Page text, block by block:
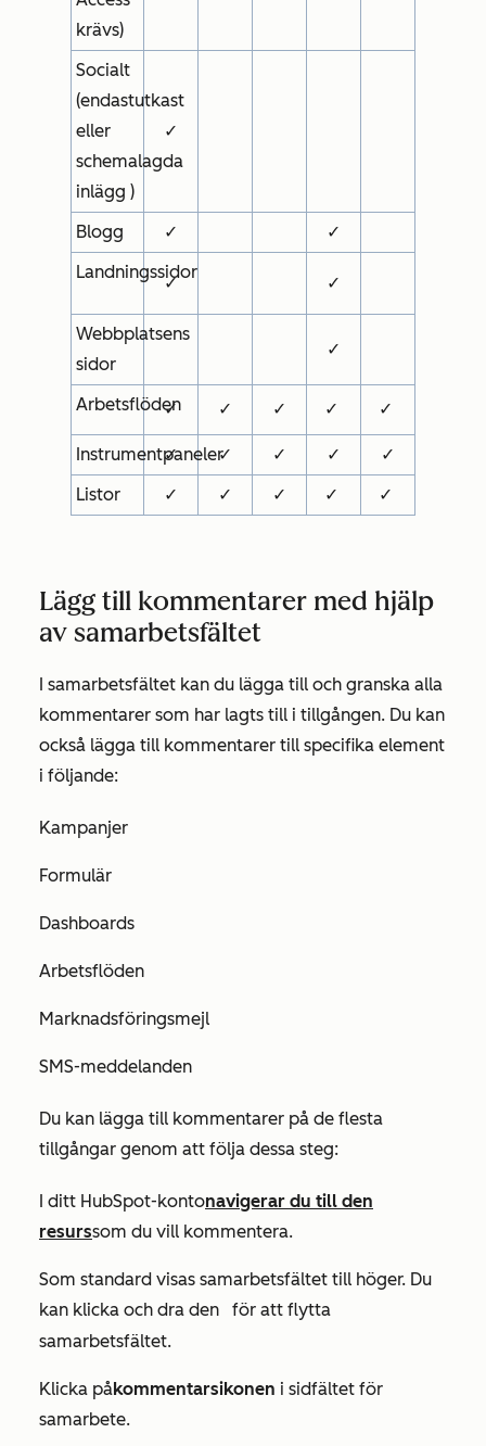
krävs)
Socialt
(endastutkast
eller
schemalagda
inlägg )
✓
Blogg ✓
✓
Landningssidor
✓ ✓
Webbplatsens
sidor
✓
Arbetsflöden
✓ ✓ ✓ ✓ ✓
Instrumentpaneler
✓ ✓ ✓ ✓
✓
Listor
✓ ✓ ✓ ✓ ✓
Lägg till kommentarer med hjälp
av samarbetsfältet
I samarbetsfältet kan du lägga till och granska alla
kommentarer som har lagts till i tillgången. Du kan
också lägga till kommentarer till specifika element
i följande:
Kampanjer
Formulär
Dashboards
Arbetsflöden
Marknadsföringsmejl
SMS-meddelanden
Du kan lägga till kommentarer på de flesta
tillgångar genom att följa dessa steg:
I ditt HubSpot-kontonavigerar du till den
resurssom du vill kommentera.
Som standard visas samarbetsfältet till höger. Du
kan klicka och dra den
för att flytta
samarbetsfältet.
Klicka påkommentarsikonen i sidfältet för
samarbete.